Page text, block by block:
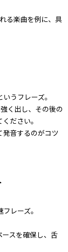
る楽曲を例に、具
うフレーズ。
く出し、その後の
ださい。
発音するのがコツ
レーズ。
スを確保し、舌